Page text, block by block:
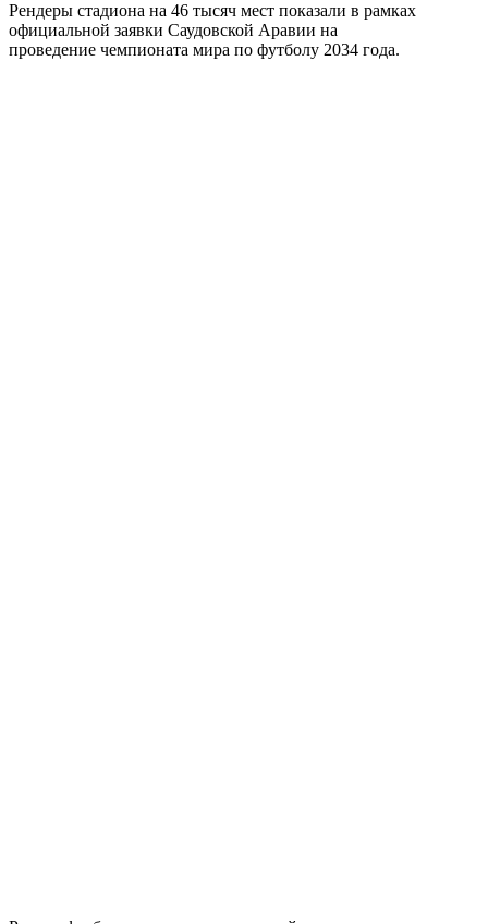
Рендеры стадиона на 46 тысяч мест показали в рамках
официальной заявки Саудовской Аравии на
проведение чемпионата мира по футболу 2034 года.